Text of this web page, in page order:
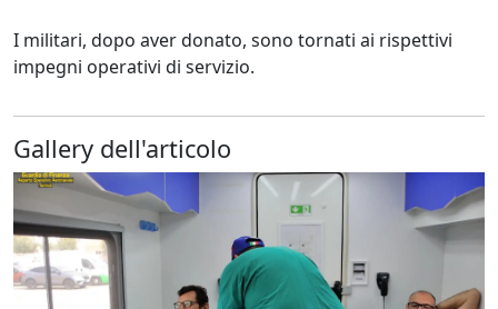
I militari, dopo aver donato, sono tornati ai rispettivi
impegni operativi di servizio.
Gallery dell'articolo